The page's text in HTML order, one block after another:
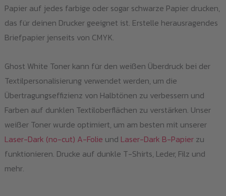
Papier auf jedes farbige oder sogar schwarze Papier drucken,
das für deinen Drucker geeignet ist. Erstelle herausragendes
Briefpapier jenseits von CMYK.
Ghost White Toner kann für den weißen Überdruck bei der
Textilpersonalisierung verwendet werden, um die
Übertragungseffizienz von Halbtönen zu verbessern und
Farben auf dunklen Textiloberflächen zu verstärken. Unser
weißer Toner wurde optimiert, um am besten mit unserer
Laser-Dark (no-cut) A-Folie und Laser-Dark B-Papierzu
funktionieren. Drucke auf dunkle T-Shirts, Leder, Filz und
mehr.